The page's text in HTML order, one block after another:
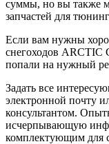
суммы, но вы также
запчастей для
Если вам нужны
снегоходов ARCTIC
попали на нужный
Задать все
электронной почту
консультантом.
исчерпывающую
комплектующим для